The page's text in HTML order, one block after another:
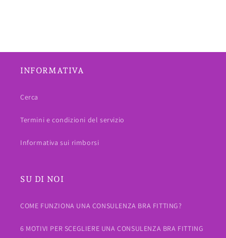
INFORMATIVA
Cerca
Termini e condizioni del servizio
Informativa sui rimborsi
SU DI NOI
COME FUNZIONA UNA CONSULENZA BRA FITTING?
6 MOTIVI PER SCEGLIERE UNA CONSULENZA BRA FITTING